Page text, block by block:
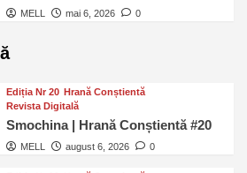
MELL mai 6, 2026 0
Ediția Nr 20 Hrană Conștientă
Revista Digitală
Smochina | Hrană Conștientă #20
MELL august 6, 2026 0